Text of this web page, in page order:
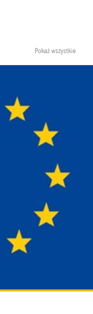
Pokaż wszystkie